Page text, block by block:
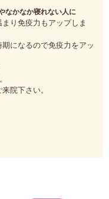
なかなか寝れない人に
り免疫力もアップしま
になるので免疫力をアッ
院下さい。